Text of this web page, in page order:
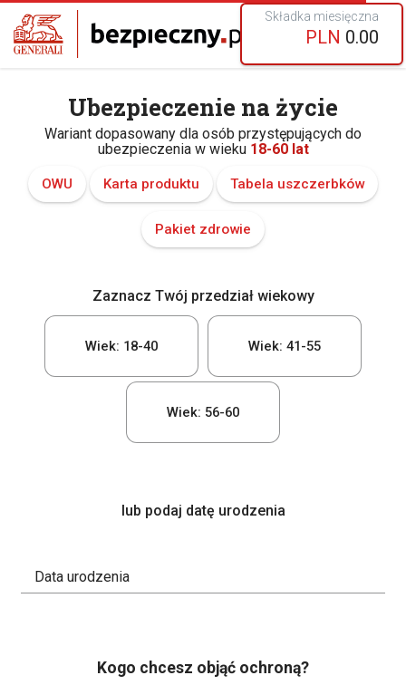
Składka miesięczna
PLN 0.00
Ubezpieczenie na życie
Wariant dopasowany dla osób przystępujących do
ubezpieczenia w wieku 18-60 lat
OWU Karta produktu Tabela uszczerbków
Pakiet zdrowie
Zaznacz Twój przedział wiekowy
Wiek: 18-40 Wiek: 41-55
Wiek: 56-60
lub podaj datę urodzenia
Data urodzenia
Kogo chcesz objąć ochroną?